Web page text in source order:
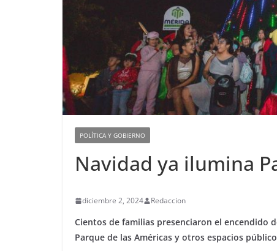
POLÍTICA Y GOBIERNO
Navidad ya ilumina
diciembre 2, 2024 Redaccion
Cientos de familias presenciaron el encendido
Parque de las Américas y otros espacios